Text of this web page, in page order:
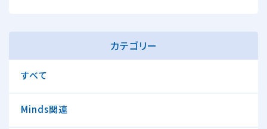
カテゴリー
すべて
Minds関連